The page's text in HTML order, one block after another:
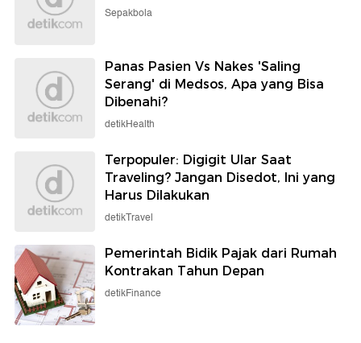
Sepakbola
Panas Pasien Vs Nakes 'Saling
Serang' di Medsos, Apa yang Bisa
Dibenahi?
detikHealth
Terpopuler: Digigit Ular Saat
Traveling? Jangan Disedot, Ini yang
Harus Dilakukan
detikTravel
Pemerintah Bidik Pajak dari Rumah
Kontrakan Tahun Depan
detikFinance